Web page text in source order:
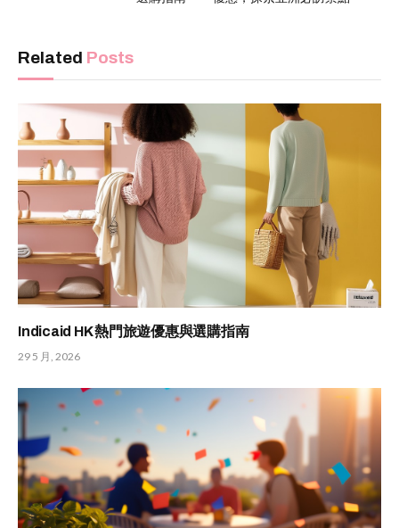
Related Posts
Indicaid HK 熱門旅遊優惠與選購指南
29 5 月, 2026